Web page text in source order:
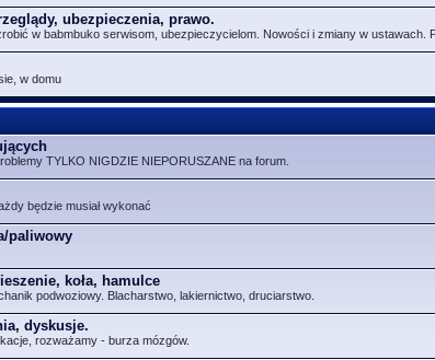
ubezpieczenia, prawo.
w babmbuko serwisom, ubezpieczycielom. Nowości i zmiany w ustawach.
w domu
TYLKO NIGDZIE NIEPORUSZANE na forum.
będzie musiał wykonać
paliwowy
koła, hamulce
podwoziowy. Blacharstwo, lakiernictwo, druciarstwo.
dyskusje.
rozważamy - burza mózgów.